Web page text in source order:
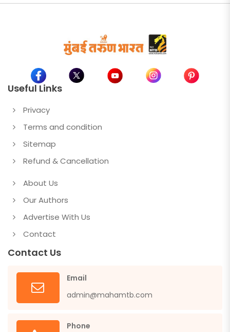
Useful Links
Privacy
Terms and condition
Sitemap
Refund & Cancellation
About Us
Our Authors
Advertise With Us
Contact
Contact Us
Email
admin@mahamtb.com
Phone